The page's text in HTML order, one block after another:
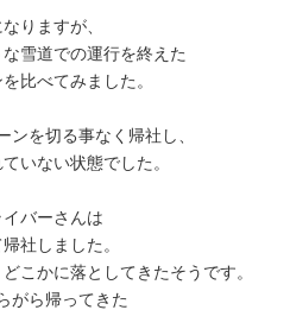
りますが、
雪道での運行を終えた
比べてみました。
を切る事なく帰社し、
いない状態でした。
バーさんは
社しました。
こかに落としてきたそうです。
がら帰ってきた